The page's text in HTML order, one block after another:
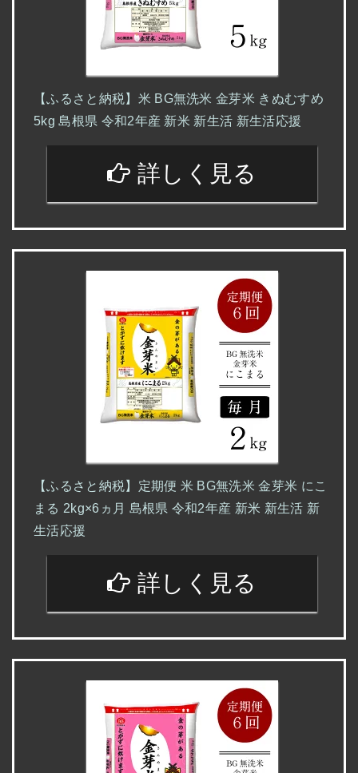
【ふるさと納税】米 BG無洗米 金芽米 きぬむすめ
5kg 島根県 令和2年産 新米 新生活 新生活応援
詳しく見る
【ふるさと納税】定期便 米 BG無洗米 金芽米 にこ
まる 2kg×6ヵ月 島根県 令和2年産 新米 新生活 新
生活応援
詳しく見る